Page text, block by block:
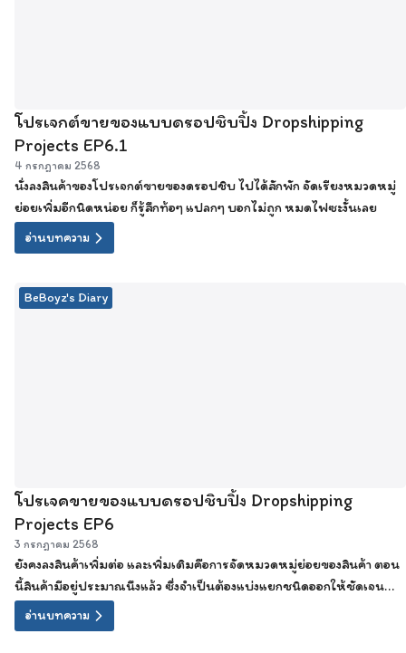
โปรเจกต์ขายของแบบดรอปชิบปิ้ง Dropshipping
Projects EP6.1
4 กรกฎาคม 2568
นั่งลงสินค้าของโปรเจกต์ขายของดรอปชิบ ไปได้สักพัก จัดเรียงหมวดหมู่
ย่อยเพิ่มอีกนิดหน่อย ก็รู้สึกท้อๆ แปลกๆ บอกไม่ถูก หมดไฟซะงั้นเลย
อ่านบทความ
BeBoyz's Diary
โปรเจคขายของแบบดรอปชิบปิ้ง Dropshipping
Projects EP6
3 กรกฎาคม 2568
ยังคงลงสินค้าเพิ่มต่อ และเพิ่มเติมคือการจัดหมวดหมู่ย่อยของสินค้า ตอน
นี้สินค้ามีอยู่ประมาณนึงแล้ว ซึ่งจำเป็นต้องแบ่งแยกชนิดออกให้ชัดเจน
เพื่อที่ลูกค้าจะได้ง่ายต่อการเลือกชนิดสินค้า
อ่านบทความ